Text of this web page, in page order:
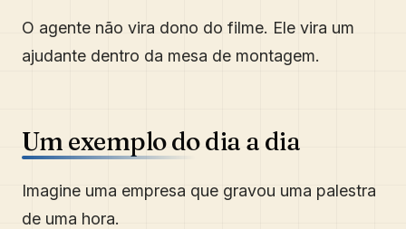
O agente não vira dono do filme. Ele vira um
ajudante dentro da mesa de montagem.
Um exemplo do dia a dia
Imagine uma empresa que gravou uma palestra
de uma hora.